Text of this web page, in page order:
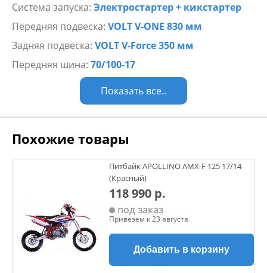
Система запуска: Электростартер + кикстартер
Передняя подвеска: VOLT V-ONE 830 мм
Задняя подвеска: VOLT V-Force 350 мм
Передняя шина: 70/100-17
Показать все..
Похожие товары
Питбайк APOLLINO AMX-F 125 17/14
(Красный)
118 990 р.
под заказ
Привезем к 23 августа
Добавить в корзину